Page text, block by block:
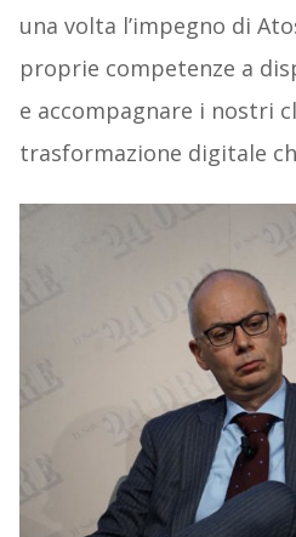
una volta l’impegno di
proprie competenze a
e accompagnare i nostri
trasformazione digitale